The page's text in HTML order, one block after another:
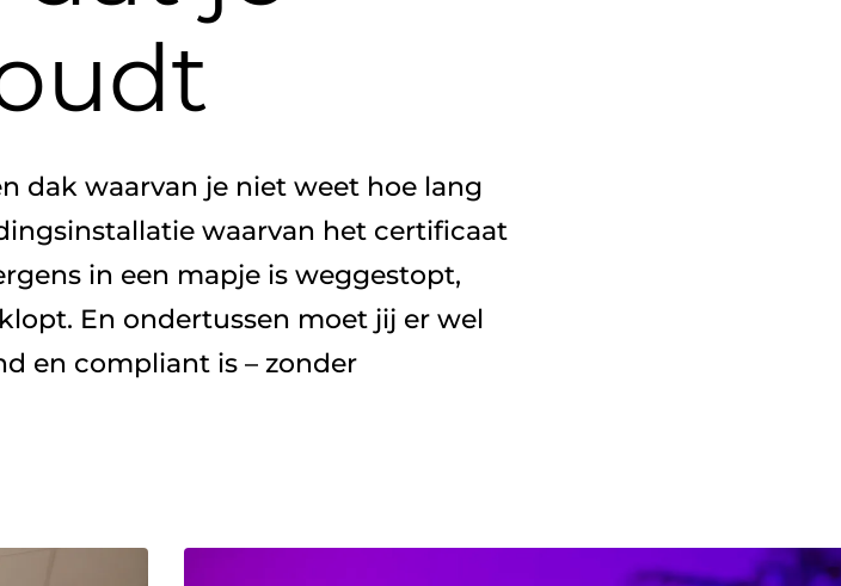
waarvan het certificaat
in een mapje is weggestopt,
En ondertussen moet jij er wel
en compliant is – zonder